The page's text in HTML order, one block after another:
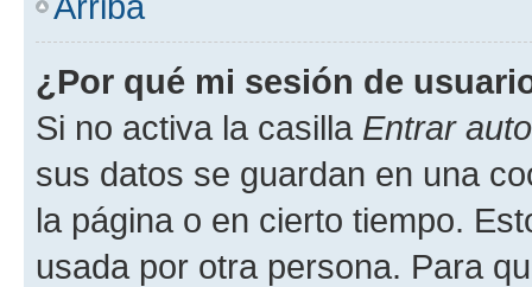
¿Por qué mi sesión de
Si no activa la casilla Entrar
sus datos se guardan en una
la página o en cierto tiempo.
usada por otra persona. Para